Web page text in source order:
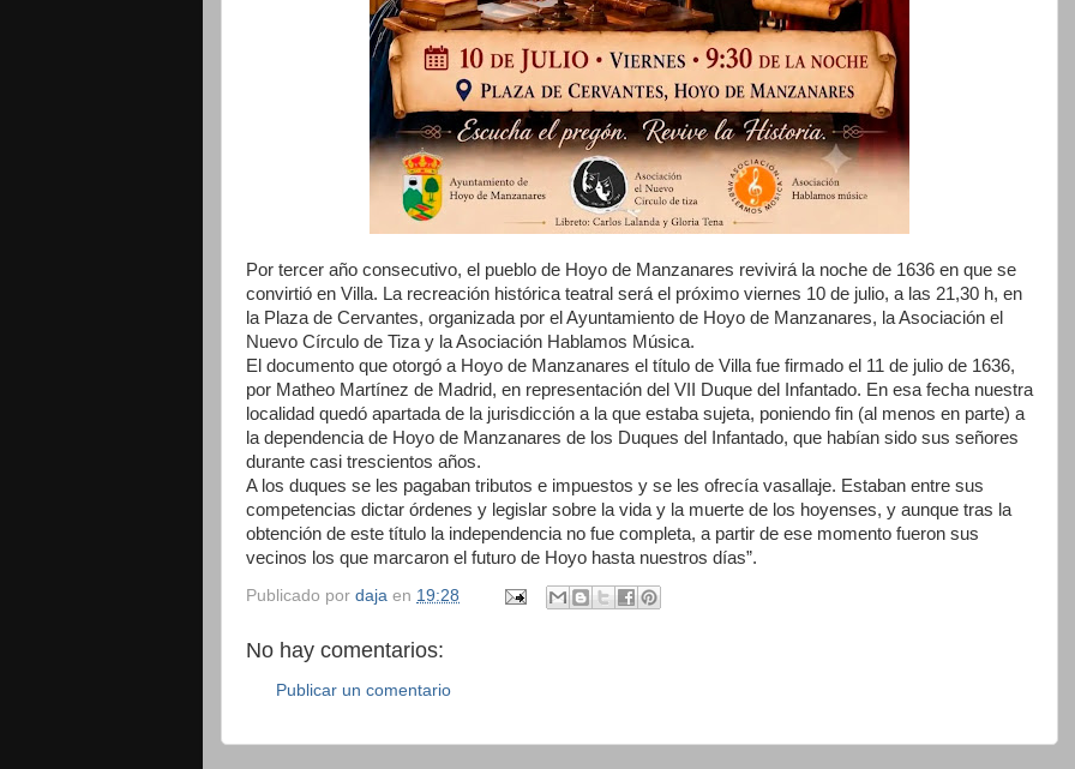
Por tercer año consecutivo, el pueblo de Hoyo de Manzanares revivirá la noche de 1636 en que se
convirtió en Villa. La recreación histórica teatral será el próximo viernes 10 de julio, a las 21,30 h, en
la Plaza de Cervantes, organizada por el Ayuntamiento de Hoyo de Manzanares, la Asociación el
Nuevo Círculo de Tiza y la Asociación Hablamos Música.
El documento que otorgó a Hoyo de Manzanares el título de Villa fue firmado el 11 de julio de 1636,
por Matheo Martínez de Madrid, en representación del VII Duque del Infantado. En esa fecha nuestra
localidad quedó apartada de la jurisdicción a la que estaba sujeta, poniendo fin (al menos en parte) a
la dependencia de Hoyo de Manzanares de los Duques del Infantado, que habían sido sus señores
durante casi trescientos años.
A los duques se les pagaban tributos e impuestos y se les ofrecía vasallaje. Estaban entre sus
competencias dictar órdenes y legislar sobre la vida y la muerte de los hoyenses, y aunque tras la
obtención de este título la independencia no fue completa, a partir de ese momento fueron sus
vecinos los que marcaron el futuro de Hoyo hasta nuestros días”.
Publicado por daja en 19:28
No hay comentarios:
Publicar un comentario